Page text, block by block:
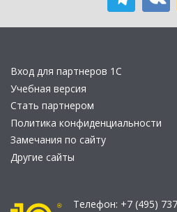
Вход для партнеров 1С
Учебная версия
Стать партнером
Политика конфиденциальности
Замечания по сайту
Другие сайты
Телефон: +7 (495)